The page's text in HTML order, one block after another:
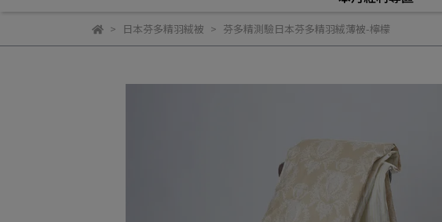
日本芬多精羽絨被 芬多精測驗日本芬多精羽絨薄被-檸檬